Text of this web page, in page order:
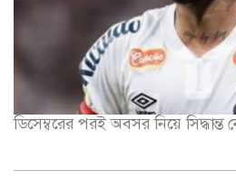
ডিসেম্বরের পরই অবসর নিয়ে সিদ্ধান্ত